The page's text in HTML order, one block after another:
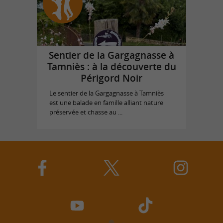
Sentier de la Gargagnasse à
Tamniès : à la découverte du
Périgord Noir
Le sentier de la Gargagnasse à Tamniès
est une balade en famille alliant nature
préservée et chasse au ...